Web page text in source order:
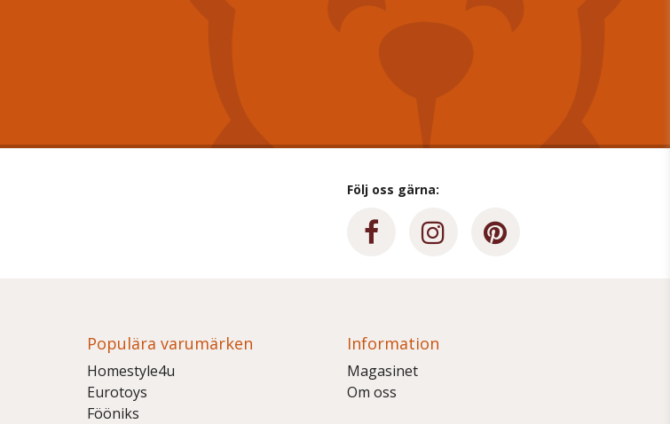
Följ oss gärna:
Populära varumärken
Homestyle4u
Eurotoys
Fööniks
Information
Magasinet
Om oss